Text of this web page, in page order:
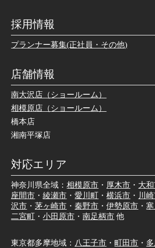
採用情報
プランナー募集(正社員・その他)
店舗情報
南大沢店（ショールーム）
相模原店（ショールーム）
橋本店
湘南平塚店
対応エリア
神奈川県全域：相模原市 ・ 厚木市 ・ 大
座間市 ・綾瀬市 ・愛川町 ・横浜市 ・ 川
沢市 ・茅ヶ崎市 ・ 秦野市 ・伊勢原市 ・
二宮町 ・小田原市 ・南足柄市 他
東京都多摩地域： 八王子市 ・町田市 ・